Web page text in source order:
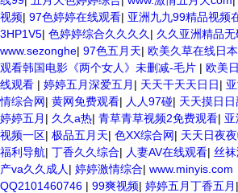
视频| 97色婷婷在线观看| 亚洲九九99精品视频
3HP1V5| 色婷婷综合久久久久 | 久久亚洲精品
www.sezonghe| 97色五月天| 欧美久草在线日
观看韩国电影《两个女人》未删减-毛片 | 欧美
线观看 | 婷婷五月深爱五月 | 天天干天天日日|
情综合网| 黄网免费观看| 人人97碰| 天天摸日
婷婷五月 | 久久a热| 青草青草视频2免费观看|
视频一区| 极品五月天| 色XX综合网| 天天日夜
福利导航| 丁香久久综合| 人妻AV在线观看| 丝
产va久久成人 | 婷婷激情综合| www.minyis.com
QQ2101460746 | 99爽视频| 婷婷五月丁香五月 |